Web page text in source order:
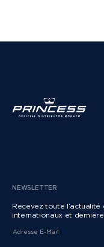
NEWSLETTER
Recevez toute l’actualité
internationaux et
Adresse E-Mail